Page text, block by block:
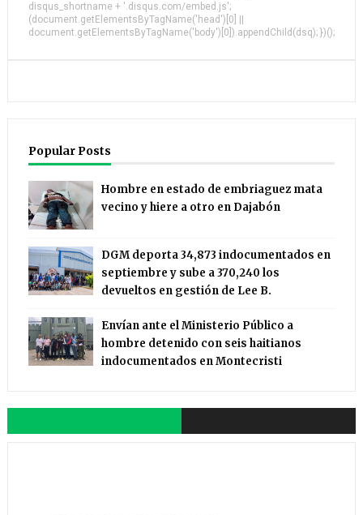
disqus_shortname + '.disqus.com/embed.js';
(document.getElementsByTagName('head')[0] ||
document.getElementsByTagName('body')[0]).appendChild(dsq); })();
Popular Posts
Hombre en estado de embriaguez mata
vecino y hiere a otro en Dajabón
DGM deporta 34,873 indocumentados en
septiembre y sube a 370,240 los
devueltos en gestión de Lee B.
Envían ante el Ministerio Público a
hombre detenido con seis haitianos
indocumentados en Montecristi